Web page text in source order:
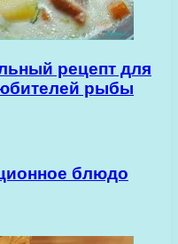
рецепт для
рыбы
блюдо